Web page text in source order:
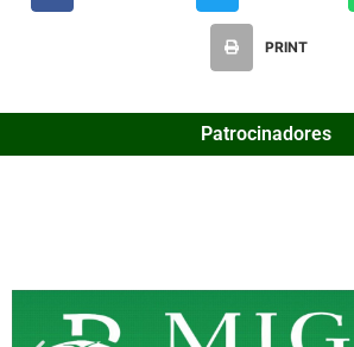
PRINT
Patrocinadores